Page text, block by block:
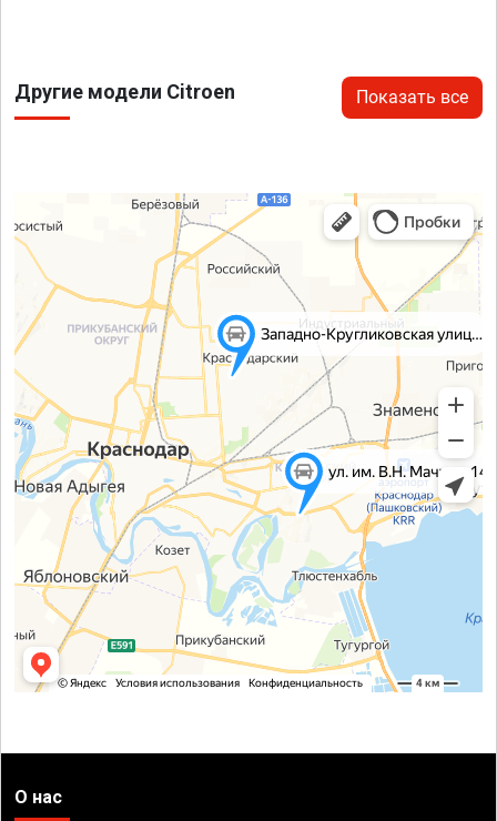
Другие модели Citroen Показать все
О нас